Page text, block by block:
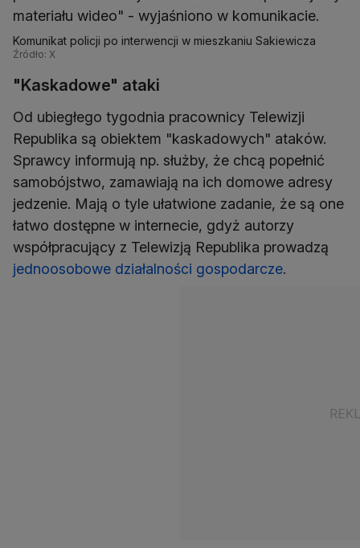
materiału wideo" - wyjaśniono w komunikacie.
Komunikat policji po interwencji w mieszkaniu Sakiewicza
Źródło: X
"Kaskadowe" ataki
Od ubiegłego tygodnia pracownicy Telewizji
Republika są obiektem "kaskadowych" ataków.
Sprawcy informują np. służby, że chcą popełnić
samobójstwo, zamawiają na ich domowe adresy
jedzenie. Mają o tyle ułatwione zadanie, że są one
łatwo dostępne w internecie, gdyż autorzy
współpracujący z Telewizją Republika prowadzą
jednoosobowe działalności gospodarcze.